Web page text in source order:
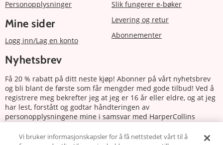
Personopplysninger
Mine sider
Logg inn/Lag en konto
Slik fungerer e-bøker
Levering og retur
Abonnementer
Nyhetsbrev
Få 20 % rabatt på ditt neste kjøp! Abonner på vårt nyhetsbrev
og bli blant de første som får mengder med gode tilbud! Ved å
registrere meg bekrefter jeg at jeg er 16 år eller eldre, og at jeg
har lest, forstått og godtar håndteringen av
personopplysningene mine i samsvar med HarperCollins
Vi bruker informasjonskapsler for å få nettstedet vårt til å